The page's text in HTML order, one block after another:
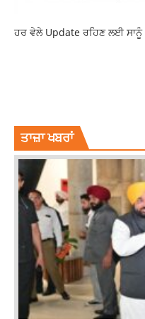
ਹਰ ਵੇਲੇ Update ਰਹਿਣ ਲਈ ਸਾਨੂੰ
ਤਾਜ਼ਾ ਖਬਰਾਂ